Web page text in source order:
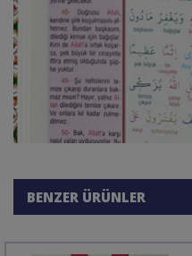
BENZER ÜRÜNLER